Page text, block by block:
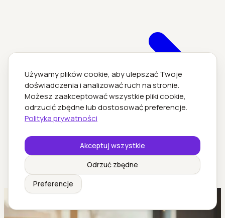
Używamy plików cookie, aby ulepszać Twoje
doświadczenia i analizować ruch na stronie.
Możesz zaakceptować wszystkie pliki cookie,
odrzucić zbędne lub dostosować preferencje.
Polityka prywatności
Akceptuj wszystkie
Odrzuć zbędne
Preferencje